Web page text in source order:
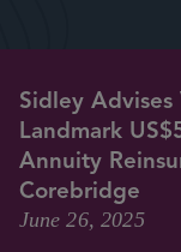
Sidley Advises
Landmark
Annuity
Corebridge
June 26, 2025